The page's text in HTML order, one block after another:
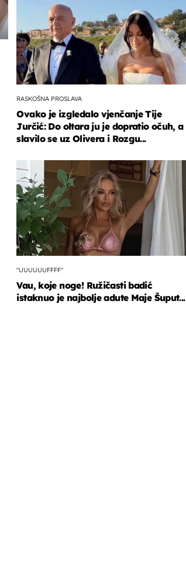
RASKOŠNA PROSLAVA
Ovako je izgledalo vjenčanje Tije
Jurčić: Do oltara ju je dopratio očuh, a
slavilo se uz Olivera i Rozgu...
"UUUUUUFFFF"
Vau, koje noge! Ružičasti badić
istaknuo je najbolje adute Maje Šuput...